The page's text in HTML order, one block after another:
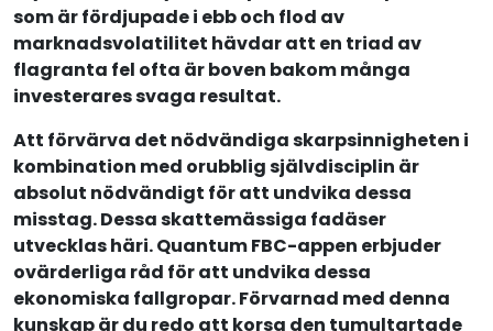
som är fördjupade i ebb och flod av
marknadsvolatilitet hävdar att en triad av
flagranta fel ofta är boven bakom många
investerares svaga resultat.
Att förvärva det nödvändiga skarpsinnigheten i
kombination med orubblig självdisciplin är
absolut nödvändigt för att undvika dessa
misstag. Dessa skattemässiga fadäser
utvecklas häri. Quantum FBC-appen erbjuder
ovärderliga råd för att undvika dessa
ekonomiska fallgropar. Förvarnad med denna
kunskap är du redo att korsa den tumultartade